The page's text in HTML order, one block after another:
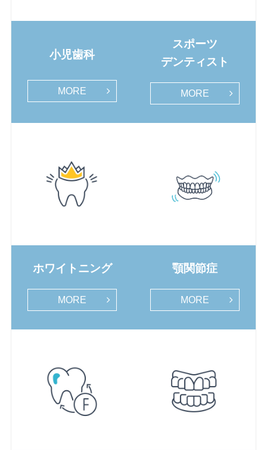
小児歯科
MORE
スポーツ
デンティスト
MORE
ホワイトニング
MORE
顎関節症
MORE